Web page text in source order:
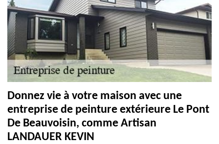
Donnez vie à votre maison avec une
entreprise de peinture extérieure Le Pont
De Beauvoisin, comme Artisan
LANDAUER KEVIN